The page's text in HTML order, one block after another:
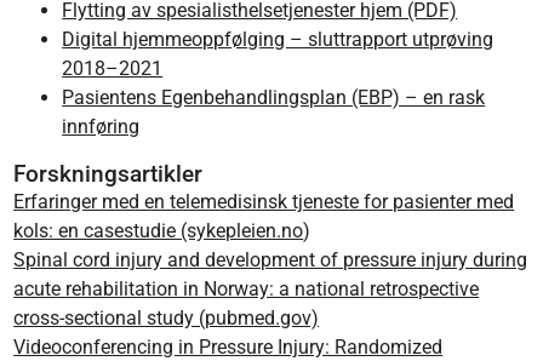
Flytting av spesialisthelsetjenester hjem (PDF)
Digital hjemmeoppfølging – sluttrapport utprøving
2018–2021
Pasientens Egenbehandlingsplan (EBP) – en rask
innføring
Forskningsartikler
Erfaringer med en telemedisinsk tjeneste for pasienter med
kols: en casestudie (sykepleien.no)
Spinal cord injury and development of pressure injury during
acute rehabilitation in Norway: a national retrospective
cross-sectional study (pubmed.gov)
Videoconferencing in Pressure Injury: Randomized